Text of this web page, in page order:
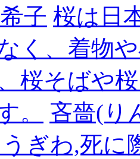
子 桜は日
く、着物
桜そばや
。
吝嗇(り
ぎわ,死に